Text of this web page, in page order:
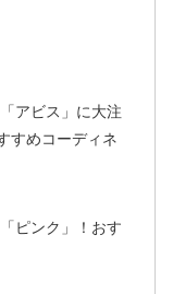
アビス」に大注
すめコーディネ
ピンク」！おす